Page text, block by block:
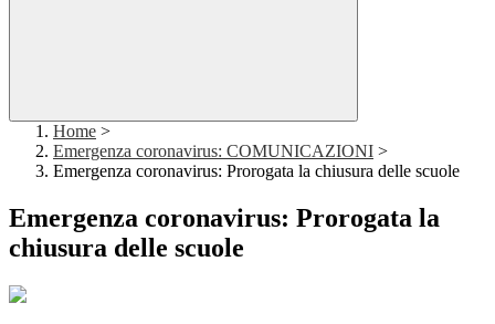
Home >
Emergenza coronavirus: COMUNICAZIONI >
Emergenza coronavirus: Prorogata la chiusura delle scuole
Emergenza coronavirus: Prorogata la
chiusura delle scuole